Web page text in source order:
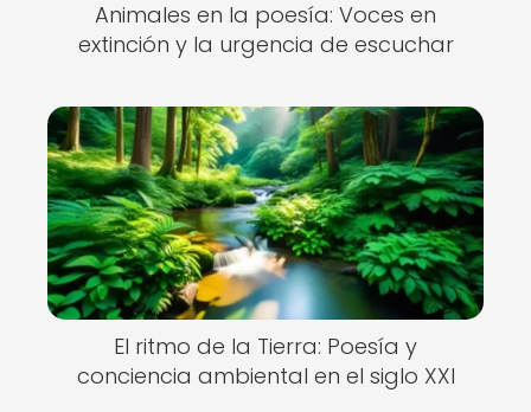
Animales en la poesía: Voces en
extinción y la urgencia de escuchar
El ritmo de la Tierra: Poesía y
conciencia ambiental en el siglo XXI